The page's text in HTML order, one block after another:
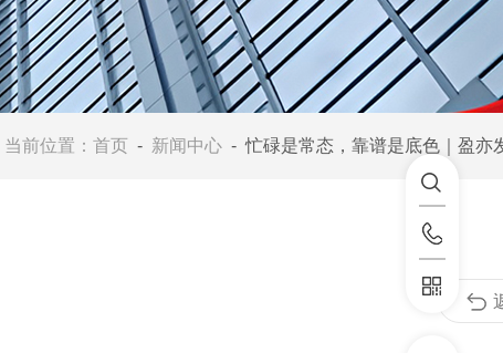
当前位置： 首页 - 新闻中心 - 忙碌是常态，靠谱是底色｜盈亦发货日常，